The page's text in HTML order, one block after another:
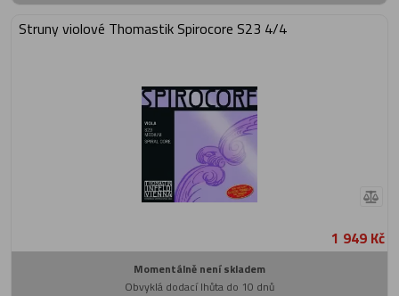
Struny violové Thomastik Spirocore S23 4/4
1 949 Kč
Momentálně není skladem
Obvyklá dodací lhůta do 10 dnů